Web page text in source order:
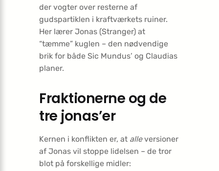
der vogter over resterne af
gudspartiklen i kraftværkets ruiner.
Her lærer Jonas (Stranger) at
“tæmme” kuglen – den nødvendige
brik for både Sic Mundus’ og Claudias
planer.
Fraktionerne og de
tre jonas’er
Kernen i konflikten er, at alleversioner
af Jonas vil stoppe lidelsen – de tror
blot på forskellige midler: